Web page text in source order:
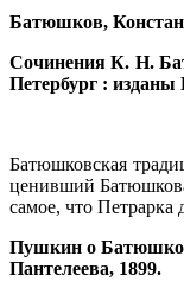
Батюшков,
Сочинения К. Н.
Петербург :
Батюшковская
ценивший
самое, что Петрарка
Пушкин о
Пантелеева, 1899.